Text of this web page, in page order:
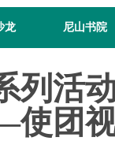
龙 尼山书院
列活
团